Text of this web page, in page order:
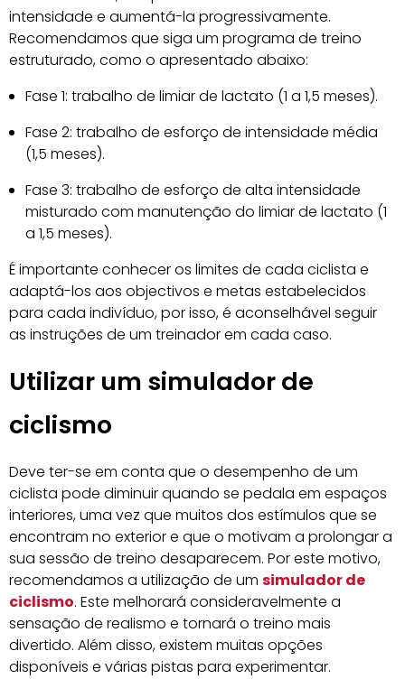
intensidade e aumentá-la progressivamente.
Recomendamos que siga um programa de treino
estruturado, como o apresentado abaixo:
Fase 1: trabalho de limiar de lactato (1 a 1,5 meses).
Fase 2: trabalho de esforço de intensidade média
(1,5 meses).
Fase 3: trabalho de esforço de alta intensidade
misturado com manutenção do limiar de lactato (1
a 1,5 meses).
É importante conhecer os limites de cada ciclista e
adaptá-los aos objectivos e metas estabelecidos
para cada indivíduo, por isso, é aconselhável seguir
as instruções de um treinador em cada caso.
Utilizar um simulador de
ciclismo
Deve ter-se em conta que o desempenho de um
ciclista pode diminuir quando se pedala em espaços
interiores, uma vez que muitos dos estímulos que se
encontram no exterior e que o motivam a prolongar a
sua sessão de treino desaparecem. Por este motivo,
recomendamos a utilização de um simulador de
ciclismo. Este melhorará consideravelmente a
sensação de realismo e tornará o treino mais
divertido. Além disso, existem muitas opções
disponíveis e várias pistas para experimentar.